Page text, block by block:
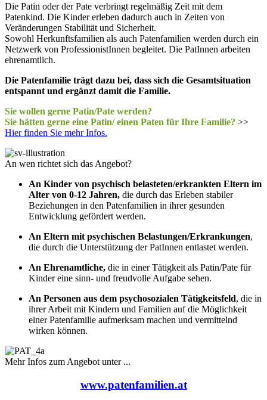
Die Patin oder der Pate verbringt regelmäßig Zeit mit dem
Patenkind. Die Kinder erleben dadurch auch in Zeiten von
Veränderungen Stabilität und Sicherheit.
Sowohl Herkunftsfamilien als auch Patenfamilien werden durch ein
Netzwerk von ProfessionistInnen begleitet. Die PatInnen arbeiten
ehrenamtlich.
Die Patenfamilie trägt dazu bei, dass sich die Gesamtsituation
entspannt und ergänzt damit die Familie.
Sie wollen gerne Patin/Pate werden?
Sie hätten gerne eine Patin/ einen Paten für Ihre Familie? >>
Hier finden Sie mehr Infos.
An wen richtet sich das Angebot?
An Kinder von psychisch belasteten/erkrankten Eltern im
Alter von 0-12 Jahren, die durch das Erleben stabiler
Beziehungen in den Patenfamilien in ihrer gesunden
Entwicklung gefördert werden.
An Eltern mit psychischen Belastungen/Erkrankungen,
die durch die Unterstützung der PatInnen entlastet werden.
An Ehrenamtliche, die in einer Tätigkeit als Patin/Pate für
Kinder eine sinn- und freudvolle Aufgabe sehen.
An Personen aus dem psychosozialen Tätigkeitsfeld, die in
ihrer Arbeit mit Kindern und Familien auf die Möglichkeit
einer Patenfamilie aufmerksam machen und vermittelnd
wirken können.
Mehr Infos zum Angebot unter ...
www.patenfamilien.at